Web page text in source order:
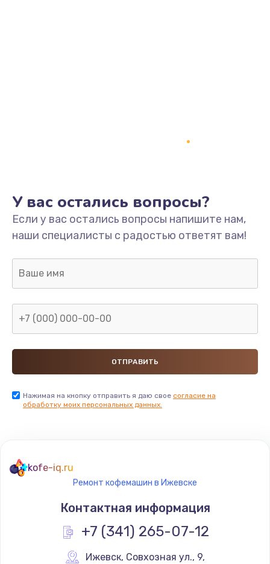
У вас остались вопросы?
Если у вас остались вопросы напишите нам,
наши специалисты с радостью ответят вам!
Нажимая на кнопку отправить я даю свое согласие на
обработку моих персональных данных.
kofe-iq.ru
Ремонт кофемашин в Ижевске
Контактная информация
+7 (341) 265-07-12
Ижевск, Совхозная ул., 9,